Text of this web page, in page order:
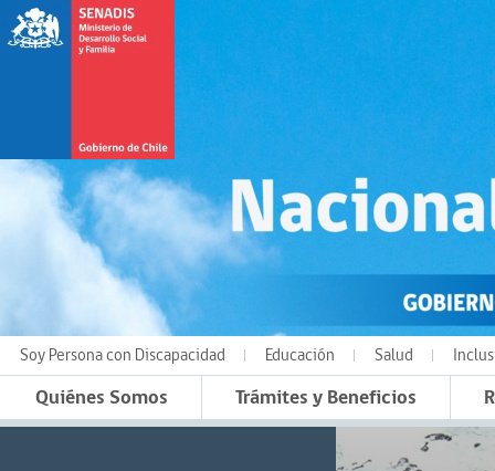
Soy Persona con Discapacidad Educación Salud
Quiénes Somos Trámites y Beneficios